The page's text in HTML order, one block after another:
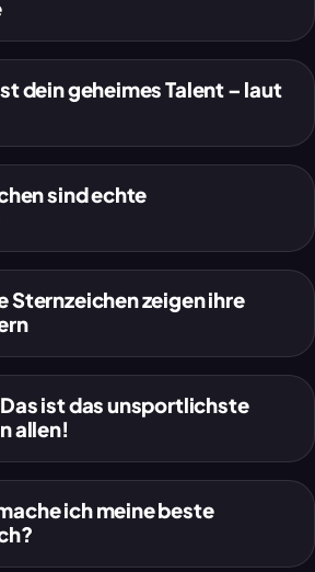
dein geheimes Talent – laut
sind echte
Sternzeichen zeigen ihre
ist das unsportlichste
allen!
ich meine beste